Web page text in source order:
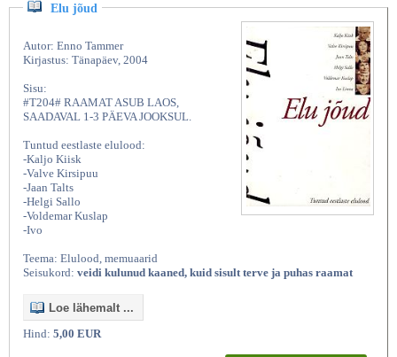
Elu jõud
Autor: Enno Tammer
Kirjastus: Tänapäev, 2004
Sisu:
#T204# RAAMAT ASUB LAOS,
SAADAVAL 1-3 PÄEVA JOOKSUL.
Tuntud eestlaste elulood:
-Kaljo Kiisk
-Valve Kirsipuu
-Jaan Talts
-Helgi Sallo
-Voldemar Kuslap
-Ivo
Teema: Elulood, memuaarid
Seisukord: veidi kulunud kaaned, kuid sisult terve ja puhas raamat
Loe lähemalt ...
Hind: 5,00 EUR